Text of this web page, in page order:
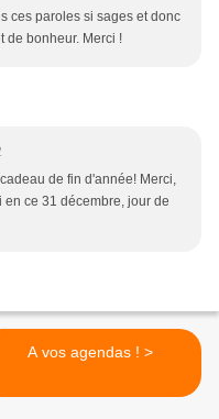
ces paroles si sages et donc
de bonheur. Merci !
de fin d'année! Merci,
ce 31 décembre, jour de
A vos agendas ! >